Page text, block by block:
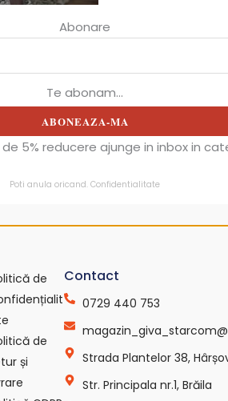
de
de
și
Contact
0729 440 753
Strada Plantelor 38,
Str. Principala nr.1, Brăila
Abonare
Te abonam...
ABONEAZA-MA
5% reducere ajunge in inbox in
Poti anula oricand.Confidentialitate